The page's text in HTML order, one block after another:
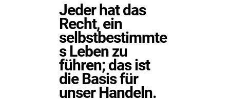
Jeder hat das
Recht, ein
selbstbestimmte
s Leben zu
führen; das ist
die Basis für
unser Handeln.